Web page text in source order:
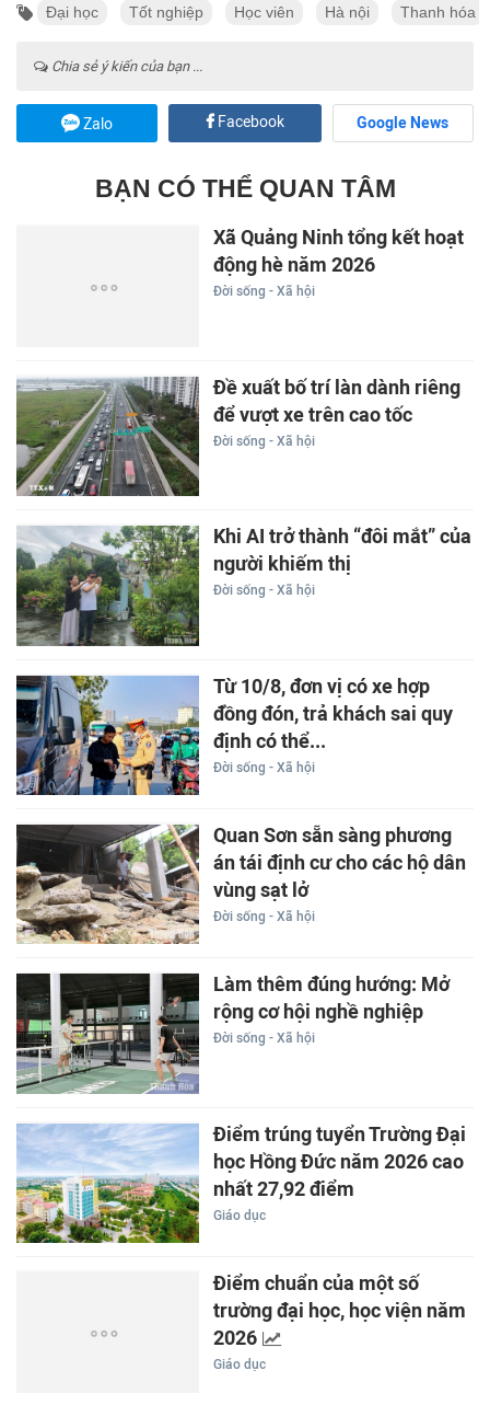
Đại học Tốt nghiệp Học viên Hà nội Thanh hóa
Chia sẻ ý kiến của bạn ...
Zalo Facebook Google News
BẠN CÓ THỂ QUAN TÂM
Xã Quảng Ninh tổng kết hoạt
động hè năm 2026
Đời sống - Xã hội
Đề xuất bố trí làn dành riêng
để vượt xe trên cao tốc
Đời sống - Xã hội
Khi AI trở thành “đôi mắt” của
người khiếm thị
Đời sống - Xã hội
Từ 10/8, đơn vị có xe hợp
đồng đón, trả khách sai quy
định có thể...
Đời sống - Xã hội
Quan Sơn sẵn sàng phương
án tái định cư cho các hộ dân
vùng sạt lở
Đời sống - Xã hội
Làm thêm đúng hướng: Mở
rộng cơ hội nghề nghiệp
Đời sống - Xã hội
Điểm trúng tuyển Trường Đại
học Hồng Đức năm 2026 cao
nhất 27,92 điểm
Giáo dục
Điểm chuẩn của một số
trường đại học, học viện năm
2026
Giáo dục